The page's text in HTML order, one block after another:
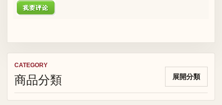
CATEGORY
商品分類 展開分類